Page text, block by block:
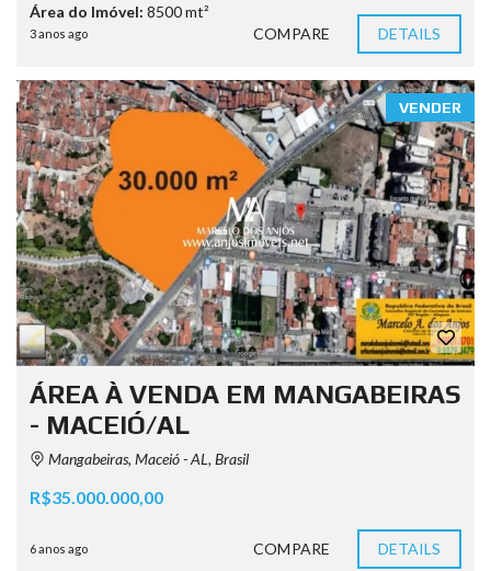
Área do Imóvel: 8500 mt²
3 anos ago COMPARE DETAILS
VENDER
ÁREA À VENDA EM MANGABEIRAS
- MACEIÓ/AL
Mangabeiras, Maceió - AL, Brasil
R$35.000.000,00
6 anos ago COMPARE DETAILS